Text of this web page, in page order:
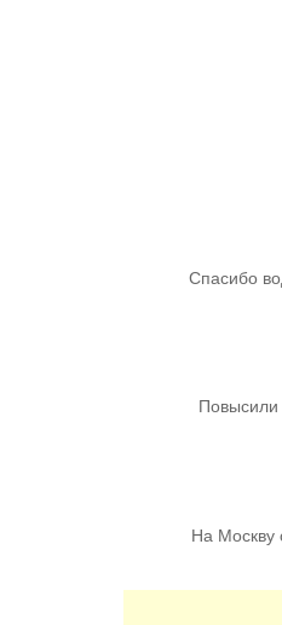
Спасибо
На Москву